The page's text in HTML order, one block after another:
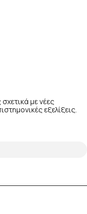
με νέες
εξελίξεις.